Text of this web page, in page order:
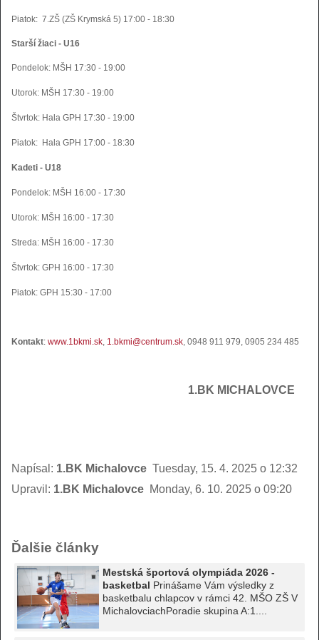
Piatok: 7.ZŠ (ZŠ Krymská 5) 17:00 - 18:30
Starší žiaci - U16
Pondelok: MŠH 17:30 - 19:00
Utorok: MŠH 17:30 - 19:00
Štvrtok: Hala GPH 17:30 - 19:00
Piatok: Hala GPH 17:00 - 18:30
Kadeti - U18
Pondelok: MŠH 16:00 - 17:30
Utorok: MŠH 16:00 - 17:30
Streda: MŠH 16:00 - 17:30
Štvrtok: GPH 16:00 - 17:30
Piatok: GPH 15:30 - 17:00
Kontakt: www.1bkmi.sk, 1.bkmi@centrum.sk, 0948 911 979, 0905 234 485
1.BK MICHALOVCE
Napísal: 1.BK Michalovce Tuesday, 15. 4. 2025 o 12:32
Upravil: 1.BK Michalovce Monday, 6. 10. 2025 o 09:20
Ďalšie články
Mestská športová olympiáda 2026 -
basketbal Prinášame Vám výsledky z
basketbalu chlapcov v rámci 42. MŠO ZŠ V
MichalovciachPoradie skupina A:1....